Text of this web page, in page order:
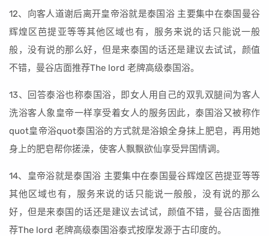
12、向客人道谢后离开皇帝浴就是泰国浴 主要集中在泰国曼谷
辉煌区芭提亚等等其他区域也有，服务来说的话只能说一般
般，没有说的那么好，但是来泰国的话还是建议去试试，颜值
不错，曼谷店面推荐The lord 老牌高级泰国浴。
13、回答泰浴也称泰国浴，即女人用自己的双乳双腿间为客人
洗浴客人象皇帝一样享受着女人的服务因此，泰国浴又被称作
quot皇帝浴quot泰国浴的方式就是浴娘全身抹上肥皂，再用她
身上的肥皂帮你搓澡，使客人飘飘欲仙享受异国情调。
14、皇帝浴就是泰国浴 主要集中在泰国曼谷辉煌区芭提亚等等
其他区域也有，服务来说的话只能说一般般，没有说的那么
好，但是来泰国的话还是建议去试试，颜值不错，曼谷店面推
荐The lord 老牌高级泰国浴泰式按摩发源于古印度的。